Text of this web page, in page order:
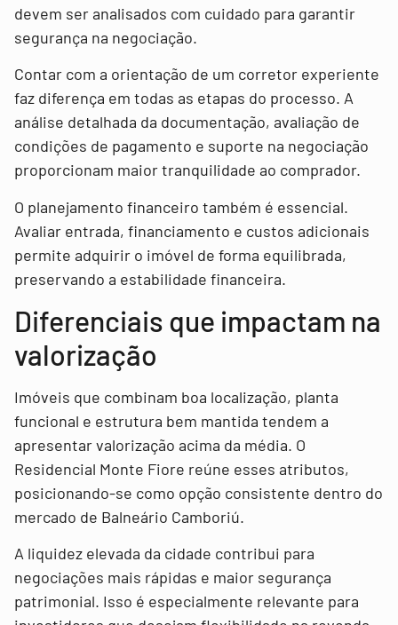
devem ser analisados com cuidado para garantir
segurança na negociação.
Contar com a orientação de um corretor experiente
faz diferença em todas as etapas do processo. A
análise detalhada da documentação, avaliação de
condições de pagamento e suporte na negociação
proporcionam maior tranquilidade ao comprador.
O planejamento financeiro também é essencial.
Avaliar entrada, financiamento e custos adicionais
permite adquirir o imóvel de forma equilibrada,
preservando a estabilidade financeira.
Diferenciais que impactam na
valorização
Imóveis que combinam boa localização, planta
funcional e estrutura bem mantida tendem a
apresentar valorização acima da média. O
Residencial Monte Fiore reúne esses atributos,
posicionando-se como opção consistente dentro do
mercado de Balneário Camboriú.
A liquidez elevada da cidade contribui para
negociações mais rápidas e maior segurança
patrimonial. Isso é especialmente relevante para